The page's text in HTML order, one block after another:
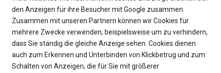
den Anzeigen für ihre Besucher mit Google zusammen.
Zusammen mit unseren Partnern können wir Cookies für
mehrere Zwecke verwenden, beispielsweise um zu verhindern,
dass Sie ständig die gleiche Anzeige sehen. Cookies dienen
auch zum Erkennen und Unterbinden von Klickbetrug und zum
Schalten von Anzeigen, die für Sie mit größerer